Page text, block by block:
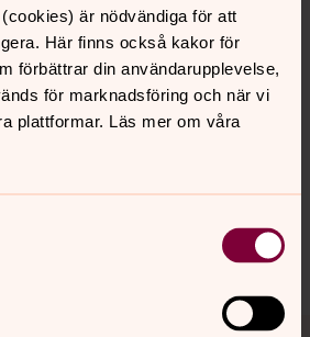
är nödvändiga för att
Här finns också kakor för
förbättrar din användarupplevelse,
för marknadsföring och när vi
plattformar. Läs mer om våra
2026
frågor på sidans